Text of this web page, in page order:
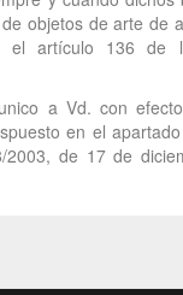
objetos de arte de
el artículo 136 de
a Vd. con
en el
de 17 de